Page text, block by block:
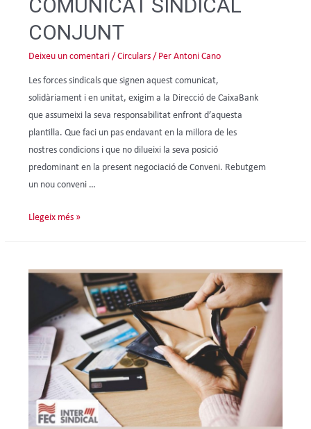
COMUNICAT SINDICAL
CONJUNT
Deixeu un comentari /Circulars / Per Antoni Cano
Les forces sindicals que signen aquest comunicat,
solidàriament i en unitat, exigim a la Direcció de CaixaBank
que assumeixi la seva responsabilitat enfront d’aquesta
plantilla. Que faci un pas endavant en la millora de les
nostres condicions i que no dilueixi la seva posició
predominant en la present negociació de Conveni. Rebutgem
un nou conveni …
Llegeix més »